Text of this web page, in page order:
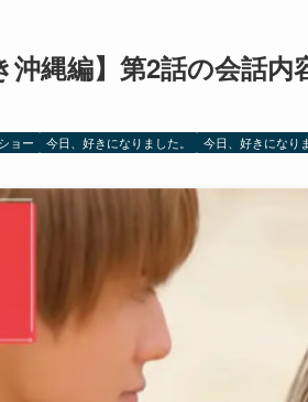
沖縄編】第2話の会話
ョー 今日、好きになりました。 今日、好きになり